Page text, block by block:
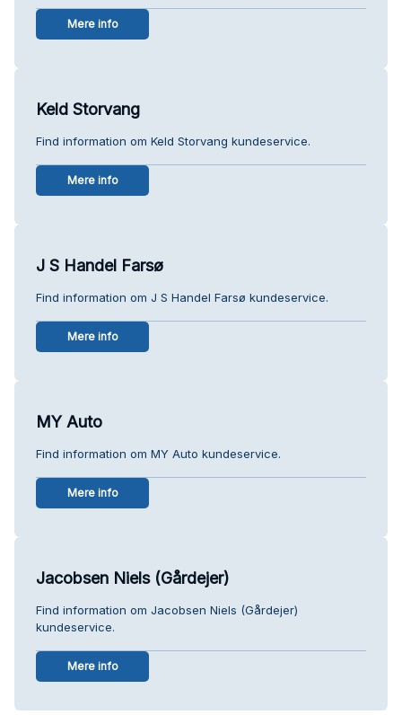
Mere info
Keld Storvang
Find information om Keld Storvang kundeservice.
Mere info
J S Handel Farsø
Find information om J S Handel Farsø kundeservice.
Mere info
MY Auto
Find information om MY Auto kundeservice.
Mere info
Jacobsen Niels (Gårdejer)
Find information om Jacobsen Niels (Gårdejer)
kundeservice.
Mere info